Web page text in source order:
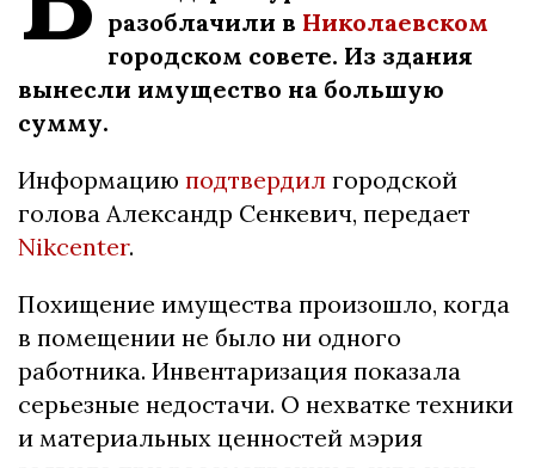
разоблачили в Николаевском
городском совете. Из здания
вынесли имущество на большую
сумму.
Информацию подтвердил городской
голова Александр Сенкевич, передает
Nikcenter.
Похищение имущества произошло, когда
в помещении не было ни одного
работника. Инвентаризация показала
серьезные недостачи. О нехватке техники
и материальных ценностей мэрия